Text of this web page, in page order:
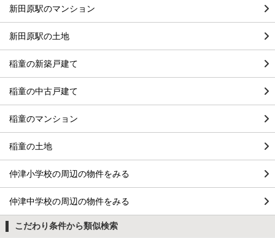
新田原駅のマンション
新田原駅の土地
稲童の新築戸建て
稲童の中古戸建て
稲童のマンション
稲童の土地
仲津小学校の周辺の物件をみる
仲津中学校の周辺の物件をみる
こだわり条件から類似検索